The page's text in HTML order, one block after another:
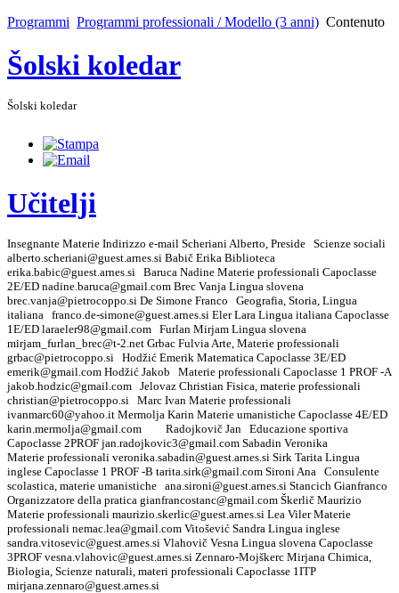
Programmi Programmi professionali / Modello (3 anni) Contenuto
Šolski koledar
Šolski koledar
Učitelji
Insegnante Materie Indirizzo e-mail Scheriani Alberto, Preside Scienze sociali
alberto.scheriani@guest.arnes.si Babič Erika Biblioteca
erika.babic@guest.arnes.si Baruca Nadine Materie professionali Capoclasse
2E/ED nadine.baruca@gmail.com Brec Vanja Lingua slovena
brec.vanja@pietrocoppo.si De Simone Franco Geografia, Storia, Lingua
italiana franco.de-simone@guest.arnes.si Eler Lara Lingua italiana Capoclasse
1E/ED laraeler98@gmail.com Furlan Mirjam Lingua slovena
mirjam_furlan_brec@t-2.net Grbac Fulvia Arte, Materie professionali
grbac@pietrocoppo.si Hodžić Emerik Matematica Capoclasse 3E/ED
emerik@gmail.com Hodžić Jakob Materie professionali Capoclasse 1 PROF -A
jakob.hodzic@gmail.com Jelovaz Christian Fisica, materie professionali
christian@pietrocoppo.si Marc Ivan Materie professionali
ivanmarc60@yahoo.it Mermolja Karin Materie umanistiche Capoclasse 4E/ED
karin.mermolja@gmail.com Radojkovič Jan Educazione sportiva
Capoclasse 2PROF jan.radojkovic3@gmail.com Sabadin Veronika
Materie professionali veronika.sabadin@guest.arnes.si Sirk Tarita Lingua
inglese Capoclasse 1 PROF -B tarita.sirk@gmail.com Sironi Ana Consulente
scolastica, materie umanistiche ana.sironi@guest.arnes.si Stancich Gianfranco
Organizzatore della pratica gianfrancostanc@gmail.com Škerlič Maurizio
Materie professionali maurizio.skerlic@guest.arnes.si Lea Viler Materie
professionali nemac.lea@gmail.com Vitošević Sandra Lingua inglese
sandra.vitosevic@guest.arnes.si Vlahovič Vesna Lingua slovena Capoclasse
3PROF vesna.vlahovic@guest.arnes.si Zennaro-Mojškerc Mirjana Chimica,
Biologia, Scienze naturali, materi professionali Capoclasse 1ITP
mirjana.zennaro@guest.arnes.si